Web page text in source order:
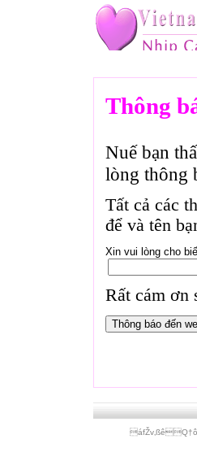
Thông
Nuế bạn
lòng thông
Tất cả các
để và tên
Xin vui lòng cho
Rất cám ơn